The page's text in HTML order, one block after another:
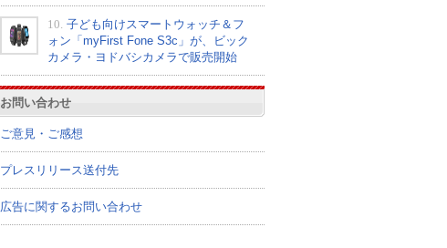
10. 子ども向けスマートウォッチ＆フ
ォン「myFirst Fone S3c」が、ビック
カメラ・ヨドバシカメラで販売開始
お問い合わせ
ご意見・ご感想
プレスリリース送付先
広告に関するお問い合わせ